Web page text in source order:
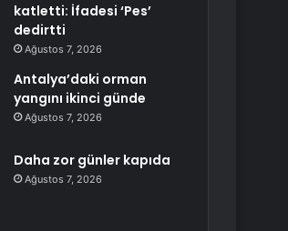
katletti: İfadesi ‘Pes’
dedirtti
Ağustos 7, 2026
Antalya’daki orman
yangını ikinci günde
Ağustos 7, 2026
Daha zor günler kapıda
Ağustos 7, 2026